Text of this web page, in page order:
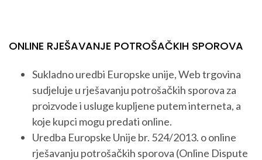
ONLINE RJEŠAVANJE POTROŠAČKIH SPOROVA
Sukladno uredbi Europske unije, Web trgovina
sudjeluje u rješavanju potrošačkih sporova za
proizvode i usluge kupljene putem interneta, a
koje kupci mogu predati online.
Uredba Europske Unije br. 524/2013. o online
rješavanju potrošačkih sporova (Online Dispute